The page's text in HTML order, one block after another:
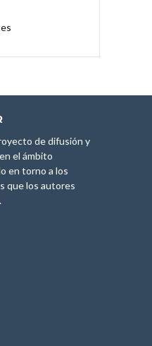
de difusión y
el ámbito
en torno a los
que los autores